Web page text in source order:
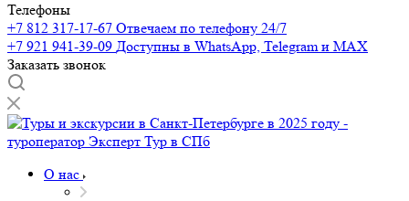
Телефоны
+7 812 317-17-67 Отвечаем по телефону 24/7
+7 921 941-39-09 Доступны в WhatsApp, Telegram и MAX
Заказать звонок
О нас